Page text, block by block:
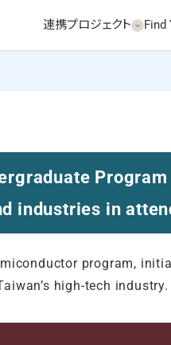
連携プロジェクト Find
industries in
program,
high-tech industry.